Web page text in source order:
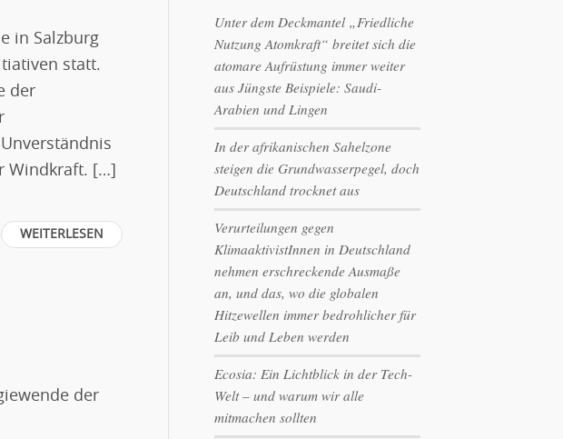
in Salzburg
statt.
der
Windkraft. […]
WEITERLESEN
der
Unter dem Deckmantel „Friedliche
Nutzung Atomkraft“ breitet sich die
atomare Aufrüstung immer weiter
aus Jüngste Beispiele: Saudi-
Arabien und Lingen
In der afrikanischen Sahelzone
steigen die Grundwasserpegel, doch
Deutschland trocknet aus
Verurteilungen gegen
KlimaaktivistInnen in Deutschland
nehmen erschreckende Ausmaße
an, und das, wo die globalen
Hitzewellen immer bedrohlicher für
Leib und Leben werden
Ecosia: Ein Lichtblick in der Tech-
Welt – und warum wir alle
mitmachen sollten